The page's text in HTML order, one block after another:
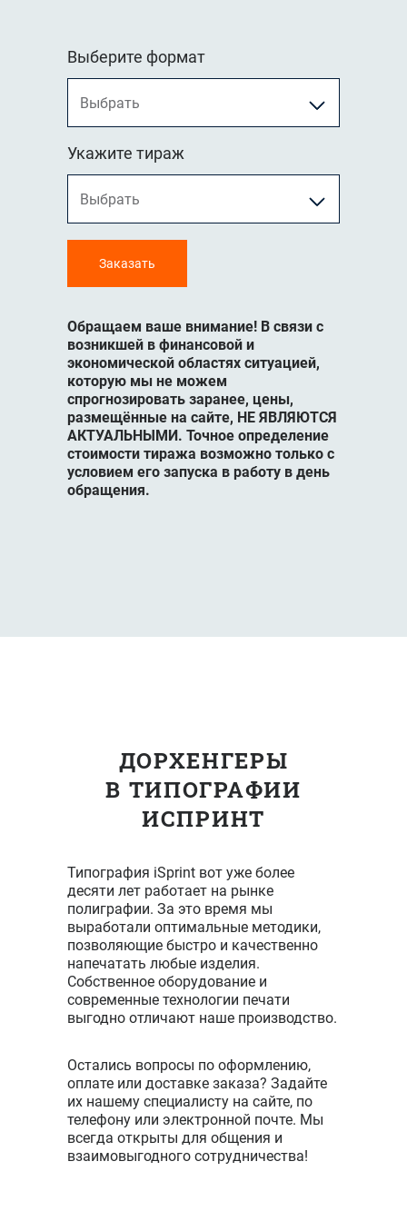
Выберите формат
Укажите тираж
Заказать
Обращаем ваше внимание! В связи с
возникшей в финансовой и
экономической областях ситуацией,
которую мы не можем
спрогнозировать заранее, цены,
размещённые на сайте, НЕ ЯВЛЯЮТСЯ
АКТУАЛЬНЫМИ. Точное определение
стоимости тиража возможно только с
условием его запуска в работу в день
обращения.
ДОРХЕНГЕРЫ
В ТИПОГРАФИИ
ИСПРИНТ
Типография iSprint вот уже более
десяти лет работает на рынке
полиграфии. За это время мы
выработали оптимальные методики,
позволяющие быстро и качественно
напечатать любые изделия.
Собственное оборудование и
современные технологии печати
выгодно отличают наше производство.
Остались вопросы по оформлению,
оплате или доставке заказа? Задайте
их нашему специалисту на сайте, по
телефону или электронной почте. Мы
всегда открыты для общения и
взаимовыгодного сотрудничества!